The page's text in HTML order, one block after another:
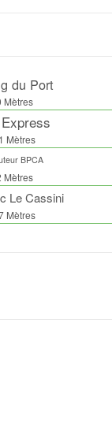
du Port
Mètres
Mètres
BPCA
Mètres
Le Cassini
Mètres